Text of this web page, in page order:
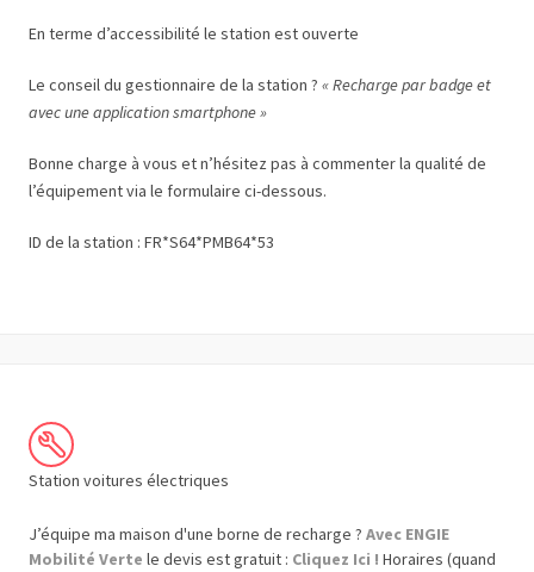
En terme d’accessibilité le station est ouverte
Le conseil du gestionnaire de la station ? « Recharge par badge et
avec une application smartphone »
Bonne charge à vous et n’hésitez pas à commenter la qualité de
l’équipement via le formulaire ci-dessous.
ID de la station : FR*S64*PMB64*53
Station voitures électriques
J’équipe ma maison d'une borne de recharge ? Avec ENGIE
Mobilité Verte le devis est gratuit : Cliquez Ici ! Horaires (quand